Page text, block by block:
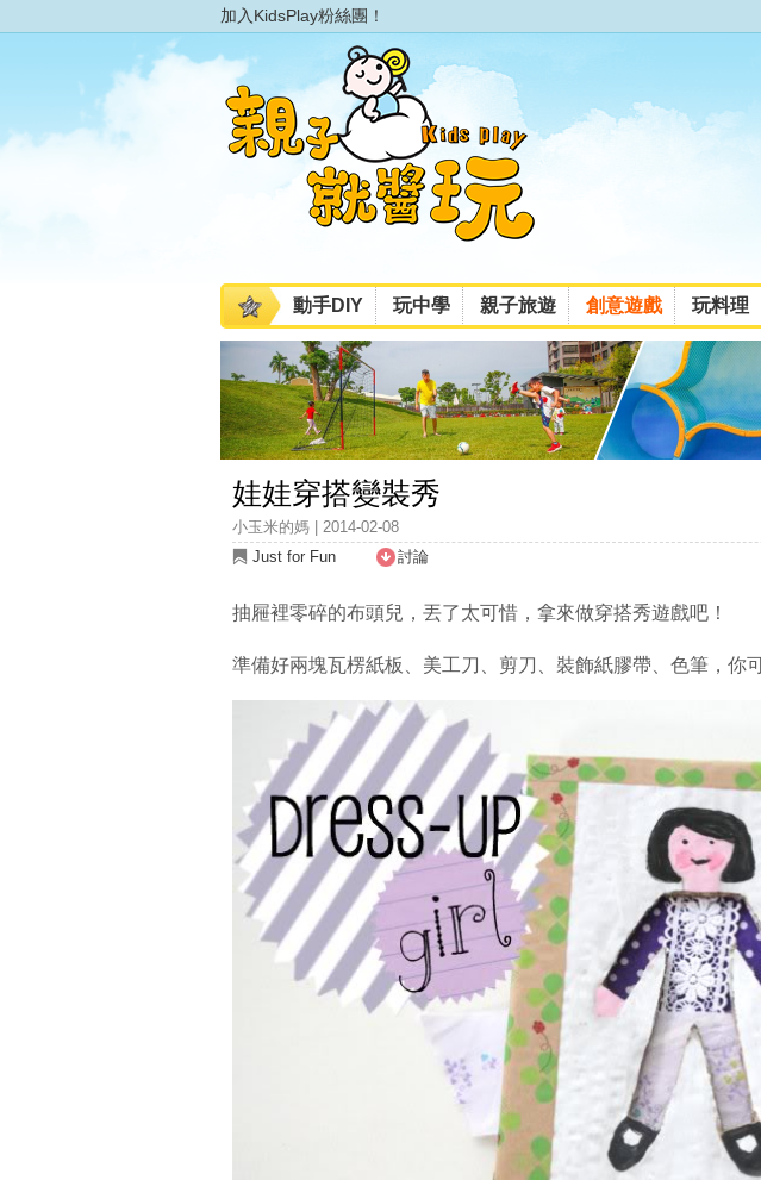
加入KidsPlay粉絲團！
動手DIY 玩中學 親子旅遊 創意遊戲 玩料理
娃娃穿搭變裝秀
小玉米的媽 | 2014-02-08
Just for Fun
討論
抽屜裡零碎的布頭兒，丟了太可惜，拿來做穿搭秀遊戲吧！
準備好兩塊瓦楞紙板、美工刀、剪刀、裝飾紙膠帶、色筆，你